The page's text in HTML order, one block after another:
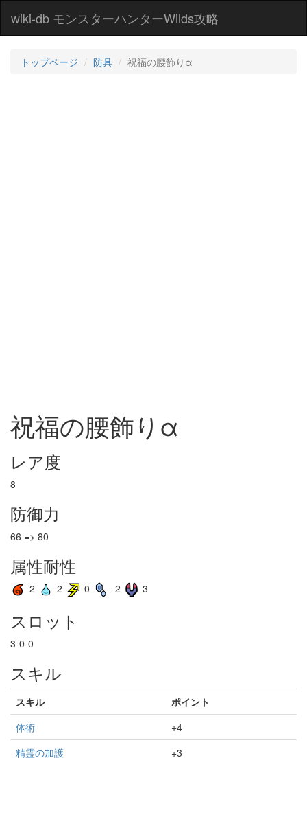
wiki-db モンスターハンターWilds攻略
トップページ 防具 祝福の腰飾りα
祝福の腰飾りα
レア度
8
防御力
66 => 80
属性耐性
2 2 0 -2 3
スロット
3-0-0
スキル
スキル
ポイント
体術
+4
精霊の加護
+3